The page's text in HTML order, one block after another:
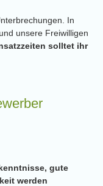
In
unsere Freiwilligen
solltet ihr
gute
werden